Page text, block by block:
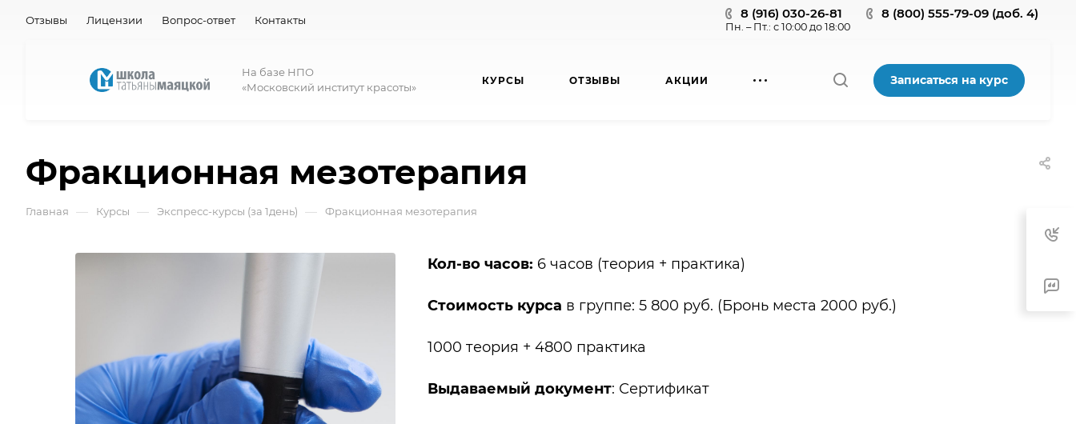
Отзывы Лицензии Вопрос-ответ Контакты 8 (916) 030-26-81
Пн. – Пт.: с 10:00 до 18:00
8 (800) 555-79-09 (доб. 4)
На базе НПО
«Московский институт красоты»
КУРСЫ ОТЗЫВЫ АКЦИИ Записаться на курс
Фракционная мезотерапия
Главная — Курсы — Экспресс-курсы (за 1день) — Фракционная мезотерапия
Кол-во часов: 6 часов (теория + практика)
Стоимость курса в группе: 5 800 руб. (Бронь места 2000 руб.)
1000 теория + 4800 практика
Выдаваемый документ: Сертификат